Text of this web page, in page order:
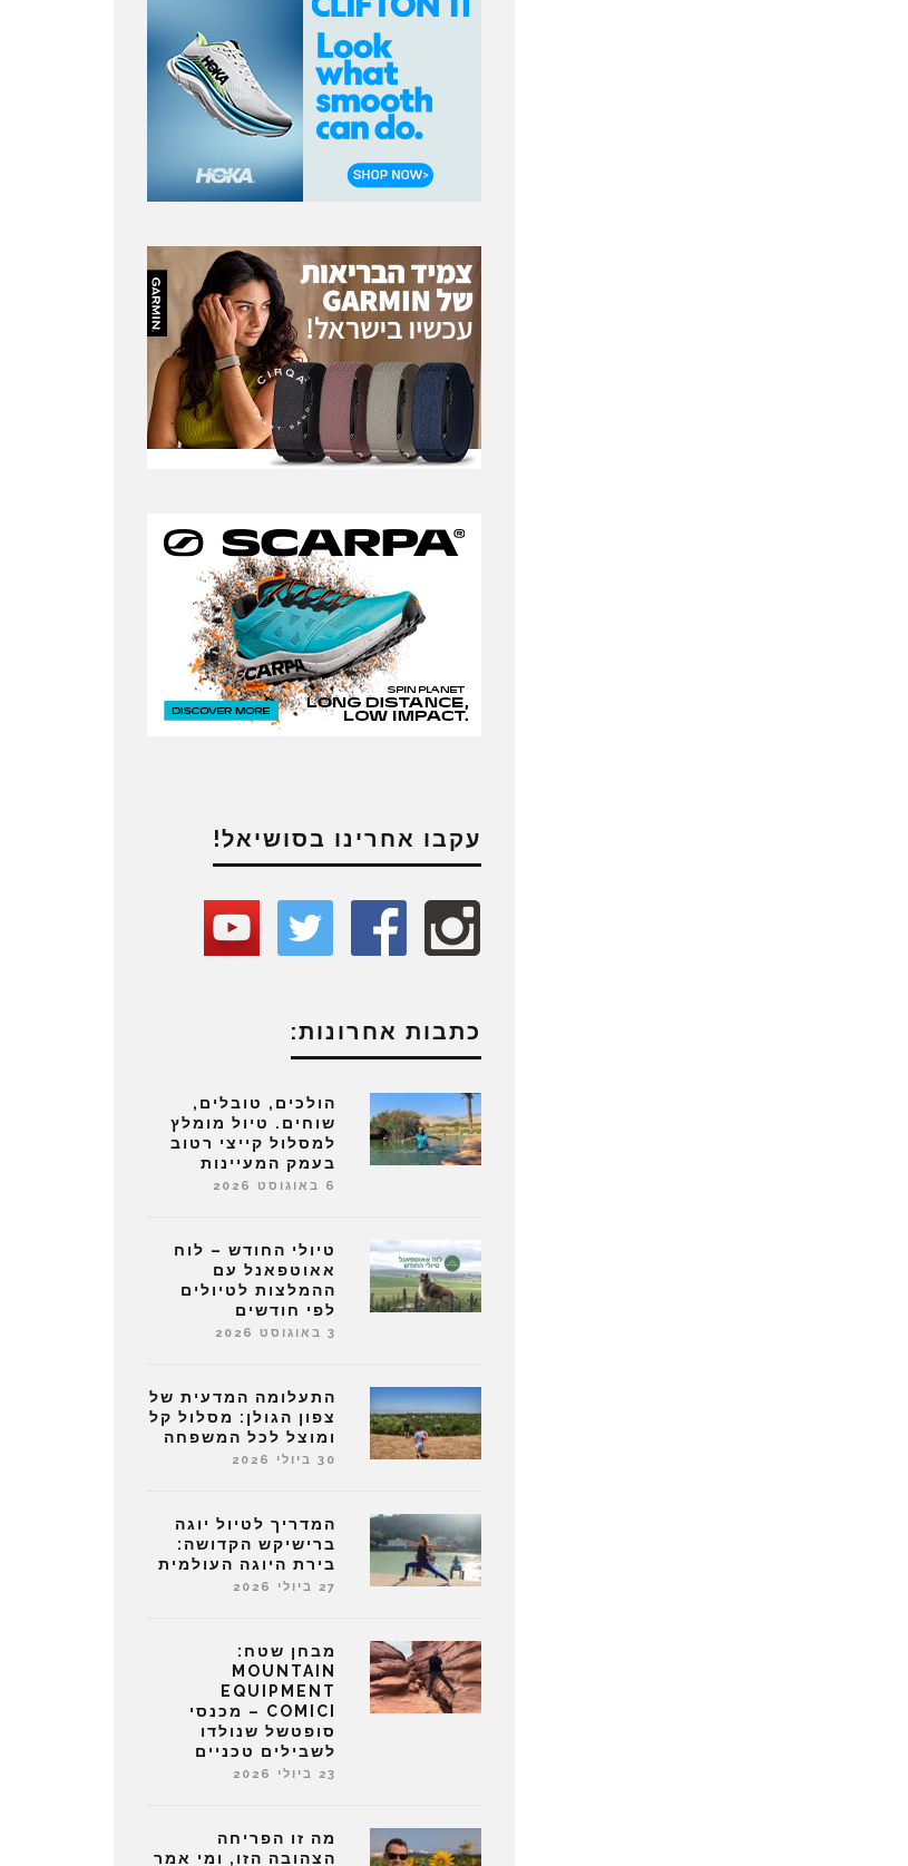
עקבו אחרינו בסושיאל!
כתבות אחרונות:
הולכים, טובלים,
שוחים. טיול מומלץ
למסלול קייצי רטוב
בעמק המעיינות
6 באוגוסט 2026
טיולי החודש – לוח
אאוטפאנל עם
ההמלצות לטיולים
לפי חודשים
3 באוגוסט 2026
התעלומה המדעית של
צפון הגולן: מסלול קל
ומוצל לכל המשפחה
30 ביולי 2026
המדריך לטיול יוגה
ברישיקש הקדושה:
בירת היוגה העולמית
27 ביולי 2026
מבחן שטח:
MOUNTAIN
EQUIPMENT
COMICI – מכנסי
סופטשל שנולדו
לשבילים טכניים
23 ביולי 2026
מה זו הפריחה
הצהובה הזו, ומי אמר